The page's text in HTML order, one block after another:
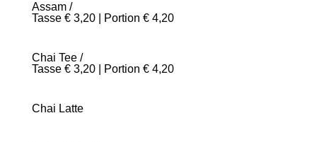
Assam /
Tasse € 3,20 | Portion € 4,20
Chai Tee /
Tasse € 3,20 | Portion € 4,20
Chai Latte